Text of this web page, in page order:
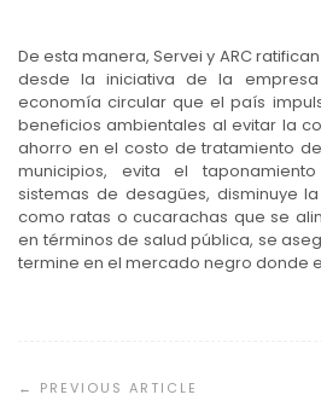
De esta manera, Servei y ARC
desde la iniciativa de la
economía circular que el país
beneficios ambientales al evitar la
ahorro en el costo de tratamiento
municipios, evita el
sistemas de desagües, disminuye
como ratas o cucarachas que se
en términos de salud pública, se
termine en el mercado negro donde
de